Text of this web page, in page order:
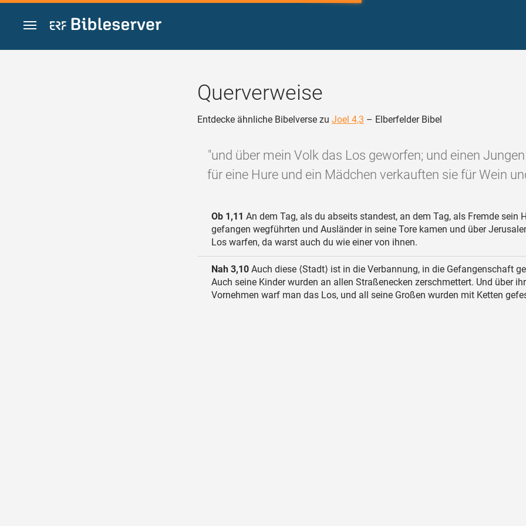
Zum Inhalt springen
Querverweise
Entdecke ähnliche Bibelverse zu Joel 4,3 – Elberfelder Bibel
"und über mein Volk das Los geworfen; und einen
für eine Hure und ein Mädchen verkauften sie für Wein
Ob 1,11 An dem Tag, als du abseits standest, an dem Tag, als Fremde sein
gefangen wegführten und Ausländer in seine Tore kamen und über
Los warfen, da warst auch du wie einer von ihnen.
Nah 3,10 Auch diese ⟨Stadt⟩ ist in die Verbannung, in die Gefangenschaft
Auch seine Kinder wurden an allen Straßenecken zerschmettert. Und über
Vornehmen warf man das Los, und all seine Großen wurden mit Ketten